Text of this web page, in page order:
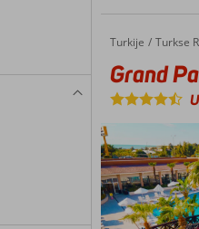
Home
Turkije Turkse
Grand Park
Grand